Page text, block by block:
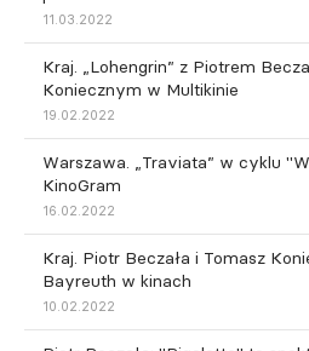
11.03.2022
Kraj. „Lohengrin” z Piotrem
Koniecznym w Multikinie
19.02.2022
Warszawa. „Traviata” w cyklu
KinoGram
16.02.2022
Kraj. Piotr Beczała i Tomasz
Bayreuth w kinach
10.02.2022